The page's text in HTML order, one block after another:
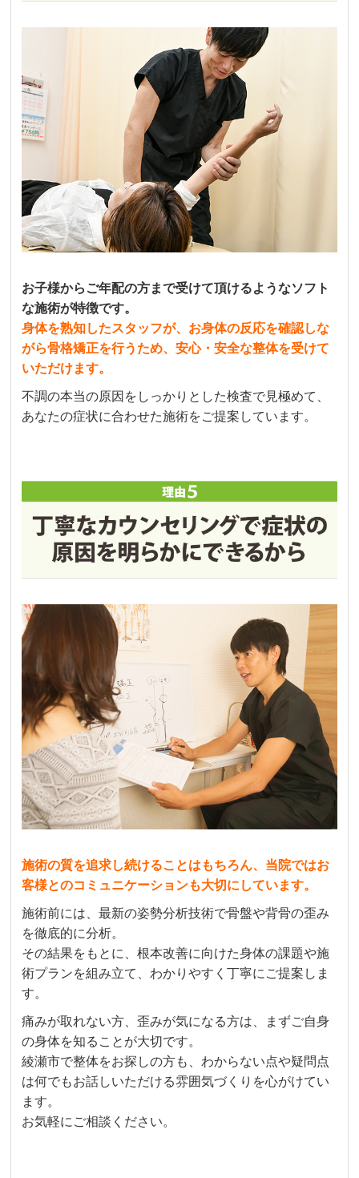
お子様からご年配の方まで受けて頂けるようなソフト
な施術が特徴です。
身体を熟知したスタッフが、お身体の反応を確認しな
がら骨格矯正を行うため、安心・安全な整体を受けて
いただけます。
不調の本当の原因をしっかりとした検査で見極めて、
あなたの症状に合わせた施術をご提案しています。
施術の質を追求し続けることはもちろん、当院ではお
客様とのコミュニケーションも大切にしています。
施術前には、最新の姿勢分析技術で骨盤や背骨の歪み
を徹底的に分析。
その結果をもとに、根本改善に向けた身体の課題や施
術プランを組み立て、わかりやすく丁寧にご提案しま
す。
痛みが取れない方、歪みが気になる方は、まずご自身
の身体を知ることが大切です。
綾瀬市で整体をお探しの方も、わからない点や疑問点
は何でもお話しいただける雰囲気づくりを心がけてい
ます。
お気軽にご相談ください。